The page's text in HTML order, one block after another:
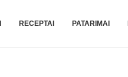
RECEPTAI PATARIMAI